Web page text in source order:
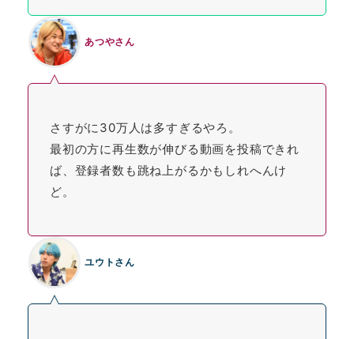
あつやさん
さすがに30万人は多すぎるやろ。
最初の方に再生数が伸びる動画を投稿できれ
ば、登録者数も跳ね上がるかもしれへんけ
ど。
ユウトさん